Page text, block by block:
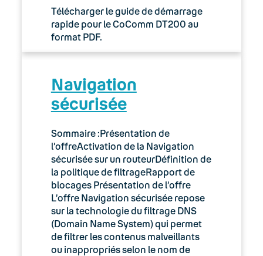
Télécharger le guide de démarrage
rapide pour le CoComm DT200 au
format PDF.
Navigation
sécurisée
Sommaire :Présentation de
l’offreActivation de la Navigation
sécurisée sur un routeurDéfinition de
la politique de filtrageRapport de
blocages Présentation de l’offre
L’offre Navigation sécurisée repose
sur la technologie du filtrage DNS
(Domain Name System) qui permet
de filtrer les contenus malveillants
ou inappropriés selon le nom de